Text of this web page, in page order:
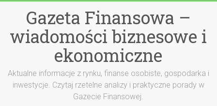
Gazeta Finansowa –
wiadomości biznesowe i
ekonomiczne
Aktualne informacje z rynku, finanse osobiste, gospodarka i
inwestycje. Czytaj rzetelne analizy i praktyczne porady w
Gazecie Finansowej.